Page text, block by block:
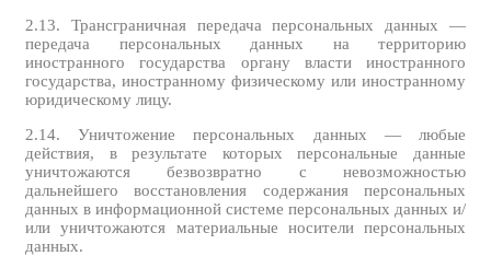
2.13. Трансграничная передача персональных данных —
передача персональных данных на территорию
иностранного государства органу власти иностранного
государства, иностранному физическому или иностранному
юридическому лицу.
2.14. Уничтожение персональных данных — любые
действия, в результате которых персональные данные
уничтожаются безвозвратно с невозможностью
дальнейшего восстановления содержания персональных
данных в информационной системе персональных данных и/
или уничтожаются материальные носители персональных
данных.